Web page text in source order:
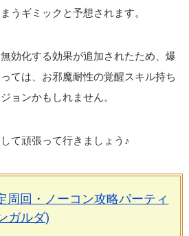
うギミックと予想されます。
効化する効果が追加されたため、爆
ては、お邪魔耐性の覚醒スキル持ち
ョンかもしれません。
て頑張って行きましょう♪
周回・ノーコン攻略パーティ
ガルダ)